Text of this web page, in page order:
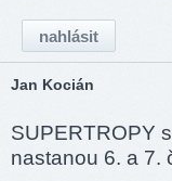
nahlásit
Jan Kocián
SUPERTROPY
nastanou 6. a 7.